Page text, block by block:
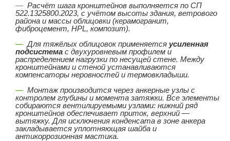
Расчёт шага кронштейнов выполняется по СП
522.1325800.2023, с учётом высоты здания, ветрового
района и массы облицовки (керамогранит,
фиброцемент, HPL, композит).
Для тяжёлых облицовок применяется усиленная
подсистема с двухуровневым профилем и
распределением нагрузки по несущей стене. Между
кронштейнами и стеной устанавливаются
компенсаторы неровностей и термовкладыши.
Монтаж производится через анкерные узлы с
контролем глубины и момента затяжки. Все элементы
собираются вентилируемыми узлами: нижний ряд
кронштейнов обеспечивает приток, верхний —
вытяжку. Для исключения конденсата в зоне анкера
закладывается уплотняющая шайба и
антикоррозионная мастика.